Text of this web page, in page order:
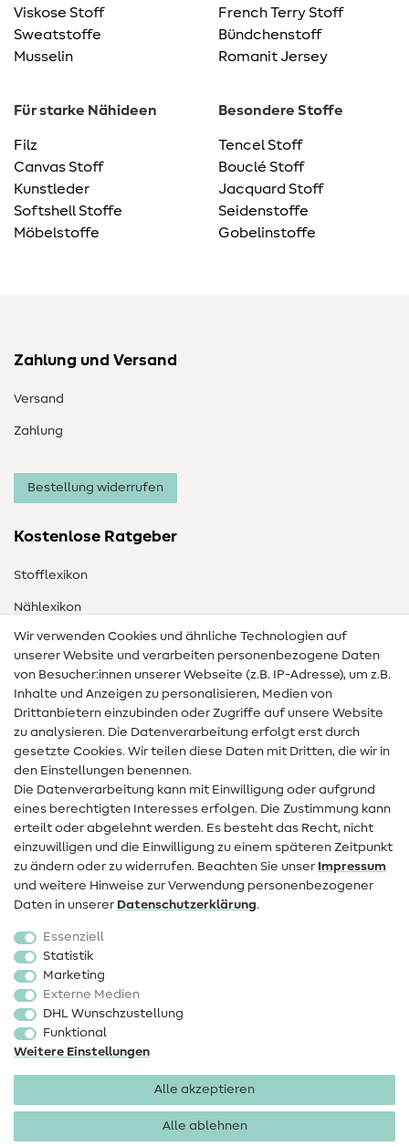
Viskose Stoff
Sweatstoffe
Musselin
French Terry Stoff
Bündchenstoff
Romanit Jersey
Für starke Nähideen
Filz
Canvas Stoff
Kunstleder
Softshell Stoffe
Möbelstoffe
Besondere Stoffe
Tencel Stoff
Bouclé Stoff
Jacquard Stoff
Seidenstoffe
Gobelinstoffe
Zahlung und Versand
Versand
Zahlung
Bestellung widerrufen
Kostenlose Ratgeber
Stofflexikon
Nählexikon
Nähanleitungen
Hilfe & Kontakt
Kontakt
Infos zum Betreiberwechsel
Widerrufsrecht
Beliebt
Stoffe
Sale
Schnittmuster
Wir verwenden Cookies und ähnliche Technologien auf
unserer Website und verarbeiten personenbezogene Daten
von Besucher:innen unserer Webseite (z.B. IP-Adresse), um z.B.
Inhalte und Anzeigen zu personalisieren, Medien von
Drittanbietern einzubinden oder Zugriffe auf unsere Website
zu analysieren. Die Datenverarbeitung erfolgt erst durch
gesetzte Cookies. Wir teilen diese Daten mit Dritten, die wir in
den Einstellungen benennen.
Die Datenverarbeitung kann mit Einwilligung oder aufgrund
eines berechtigten Interesses erfolgen. Die Zustimmung kann
erteilt oder abgelehnt werden. Es besteht das Recht, nicht
einzuwilligen und die Einwilligung zu einem späteren Zeitpunkt
zu ändern oder zu widerrufen. Beachten Sie unser Impressum
und weitere Hinweise zur Verwendung personenbezogener
Daten in unserer Daten­schutz­erklärung.
Essenziell
Statistik
Marketing
Externe Medien
DHL Wunschzustellung
Funktional
Weitere Einstellungen
Alle akzeptieren
Alle ablehnen
Impressum Datenschutz
AGB